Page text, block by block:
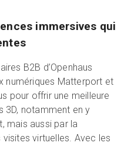
immersives qui
B2B d’Openhaus
numériques Matterport et
pour offrir une meilleure
3D, notamment en y
mais aussi par la
virtuelles. Avec les